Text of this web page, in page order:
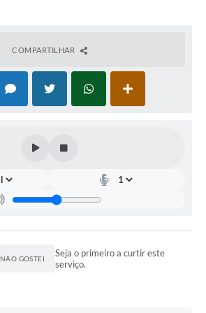
COMPARTILHAR
NÃO GOSTEI
Seja o primeiro a curtir este
serviço.